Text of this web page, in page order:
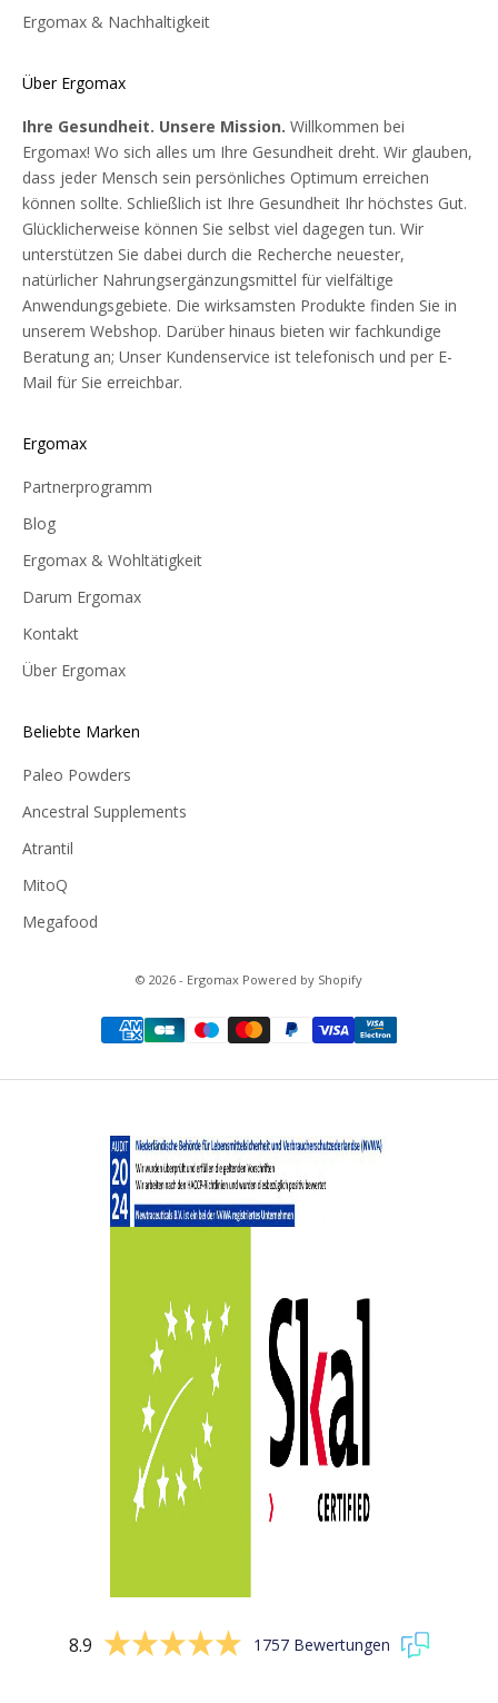
Ergomax & Nachhaltigkeit
Über Ergomax
Ihre Gesundheit. Unsere Mission. Willkommen bei
Ergomax! Wo sich alles um Ihre Gesundheit dreht. Wir glauben,
dass jeder Mensch sein persönliches Optimum erreichen
können sollte. Schließlich ist Ihre Gesundheit Ihr höchstes Gut.
Glücklicherweise können Sie selbst viel dagegen tun. Wir
unterstützen Sie dabei durch die Recherche neuester,
natürlicher Nahrungsergänzungsmittel für vielfältige
Anwendungsgebiete. Die wirksamsten Produkte finden Sie in
unserem Webshop. Darüber hinaus bieten wir fachkundige
Beratung an; Unser Kundenservice ist telefonisch und per E-
Mail für Sie erreichbar.
Ergomax
Partnerprogramm
Blog
Ergomax & Wohltätigkeit
Darum Ergomax
Kontakt
Über Ergomax
Beliebte Marken
Paleo Powders
Ancestral Supplements
Atrantil
MitoQ
Megafood
© 2026 - Ergomax Powered by Shopify
8.9 1757 Bewertungen